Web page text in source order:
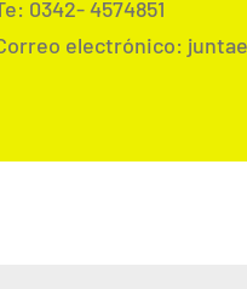
0342- 4574851
electrónico: